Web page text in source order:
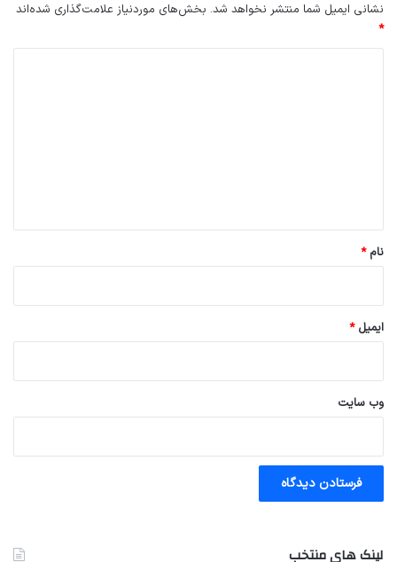
نشانی ایمیل شما منتشر نخواهد شد. بخش‌های موردنیاز علامت‌گذاری شده‌اند
*
نام*
ایمیل*
وب‌ سایت
لینک های منتخب